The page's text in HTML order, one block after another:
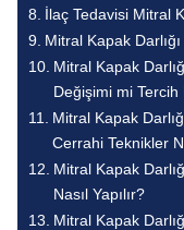
İlaç Tedavisi Mitral
Mitral Kapak
Mitral Kapak
Değişimi mi Tercih
Mitral Kapak
Cerrahi Teknikler
Mitral Kapak
Nasıl Yapılır?
Mitral Kapak